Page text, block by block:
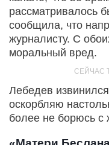
рассматривалось
сообщила, что
журналисту. С
моральный вред.
Лебедев
оскорбляю
более не борюсь